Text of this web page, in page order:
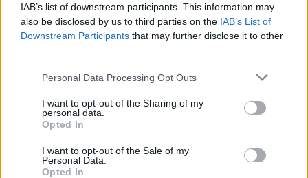
IAB’s list of downstream participants. This information may
also be disclosed by us to third parties on the IAB’s List of
Downstream Participants that may further disclose it to other
Personal Data Processing Opt Outs
I want to opt-out of the Sharing of my
personal data.
Opted In
I want to opt-out of the Sale of my
Personal Data.
Opted In